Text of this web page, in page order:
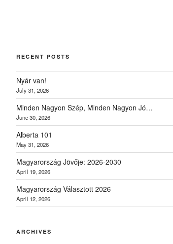
RECENT POSTS
Nyár van!
July 31, 2026
Minden Nagyon Szép, Minden Nagyon Jó…
June 30, 2026
Alberta 101
May 31, 2026
Magyarország Jövője: 2026-2030
April 19, 2026
Magyarország Választott 2026
April 12, 2026
ARCHIVES